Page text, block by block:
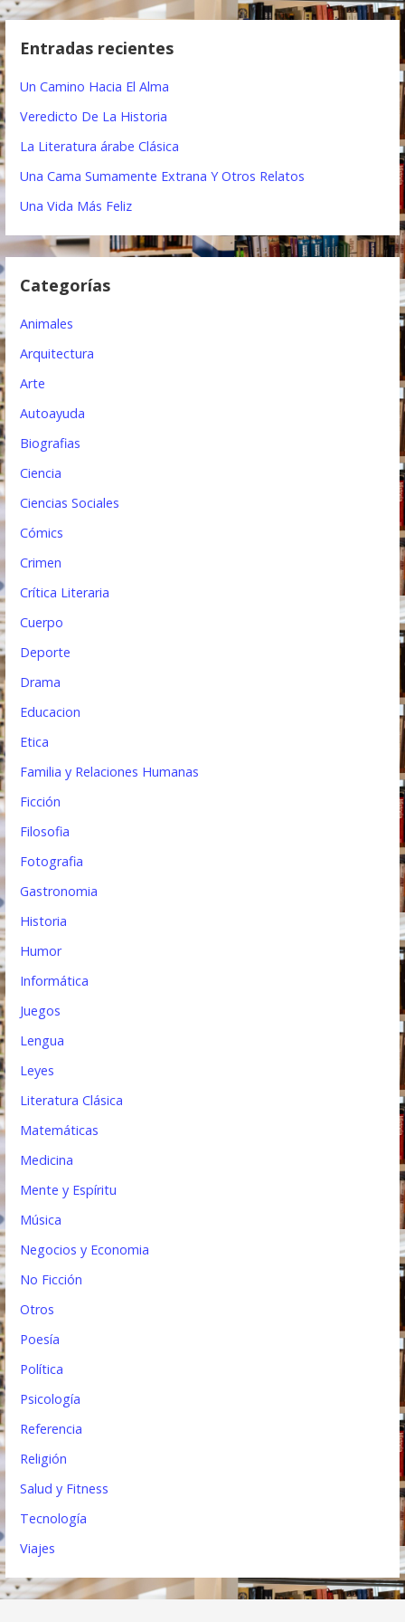
e
a
ó
n
d
n
d
a
s
Entradas recientes
Un Camino Hacia El Alma
Veredicto De La Historia
La Literatura árabe Clásica
Una Cama Sumamente Extrana Y Otros Relatos
Una Vida Más Feliz
Categorías
Animales
Arquitectura
Arte
Autoayuda
Biografias
Ciencia
Ciencias Sociales
Cómics
Crimen
Crítica Literaria
Cuerpo
Deporte
Drama
Educacion
Etica
Familia y Relaciones Humanas
Ficción
Filosofia
Fotografia
Gastronomia
Historia
Humor
Informática
Juegos
Lengua
Leyes
Literatura Clásica
Matemáticas
Medicina
Mente y Espíritu
Música
Negocios y Economia
No Ficción
Otros
Poesía
Política
Psicología
Referencia
Religión
Salud y Fitness
Tecnología
Viajes